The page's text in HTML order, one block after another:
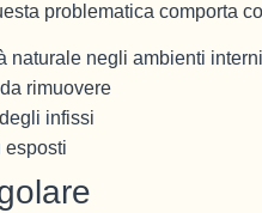
problematica comporta
naturale negli ambienti interni
rimuovere
infissi
esposti